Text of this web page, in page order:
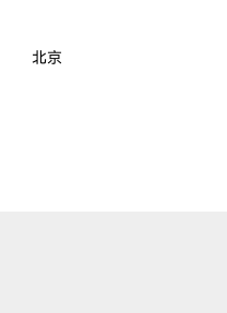
北京